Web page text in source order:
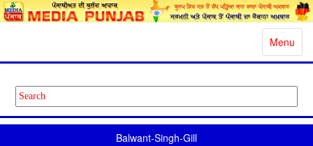
Toggle
Menu
Balwant-Singh-Gill